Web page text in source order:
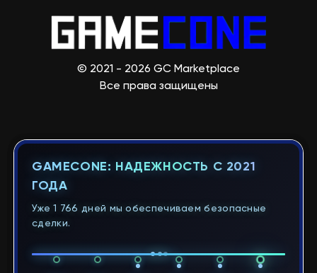
© 2021 - 2026 GC Marketplace
Все права защищены
GAMECONE: НАДЕЖНОСТЬ С 2021
ГОДА
Уже 1 766 дней мы обеспечиваем безопасные
сделки.